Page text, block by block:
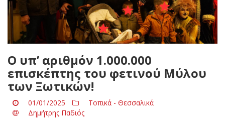
Ο υπ’ αριθμόν 1.000.000
επισκέπτης του φετινού Μύλου
των Ξωτικών!
01/01/2025
Τοπικά - Θεσσαλικά
Δημήτρης Παδιός